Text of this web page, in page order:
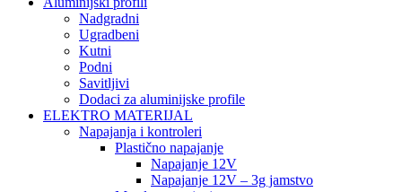
Nadgradni
Ugradbeni
Kutni
Podni
Savitljivi
Dodaci za aluminijske profile
ELEKTRO MATERIJAL
Napajanja i kontroleri
Plastično napajanje
Napajanje 12V
Napajanje 12V – 3g jamstvo